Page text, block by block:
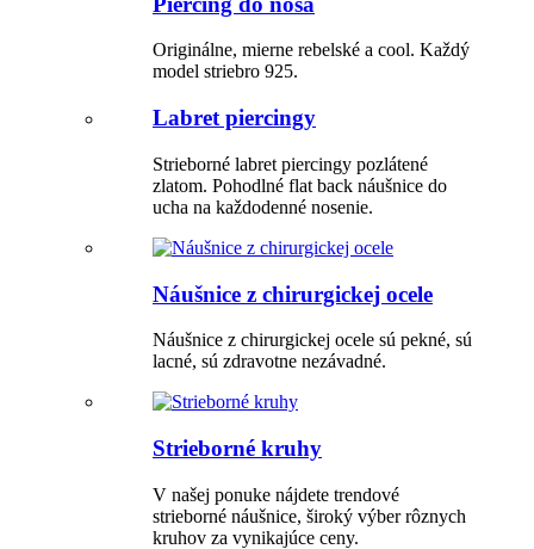
Originálne, mierne rebelské a cool. Každý
model striebro 925.
Labret piercingy
Strieborné labret piercingy pozlátené
zlatom. Pohodlné flat back náušnice do
ucha na každodenné nosenie.
Náušnice z chirurgickej ocele
Náušnice z chirurgickej ocele sú pekné, sú
lacné, sú zdravotne nezávadné.
Strieborné kruhy
V našej ponuke nájdete trendové
strieborné náušnice, široký výber rôznych
kruhov za vynikajúce ceny.